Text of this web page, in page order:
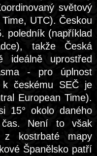
světový
UTC). Českou
poledník (například
takže Česká
ideálně uprostřed
- pro úplnost
k českému SEČ je
European Time).
15° okolo daného
čas. Není to však
kostrbaté mapy
Španělsko patří